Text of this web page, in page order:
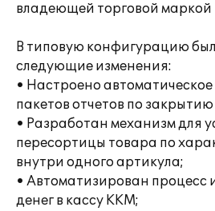
владеющей торговой маркой
В типовую конфигурацию
следующие изменения:
• Настроено
пакетов отчетов по
• Разработан механизм для
пересортицы товара по
внутри одного артикула;
• Автоматизирован процесс
денег в кассу ККМ;